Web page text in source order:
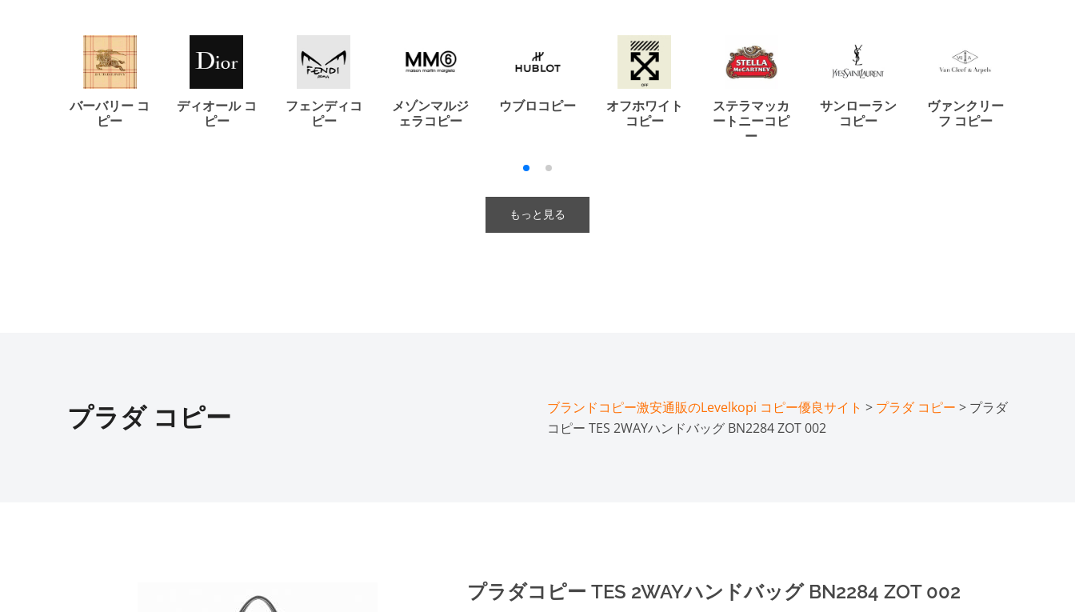
バーバリー コ
ピー
ディオール コ
ピー
フェンディコ
ピー
メゾンマルジ
ェラコピー
ウブロコピー
オフホワイト
コピー
ステラマッカ
ートニーコピ
ー
サンローラン
コピー
ヴァンクリー
フ コピー
もっと見る
プラダ コピー ブランドコピー激安通販のLevelkopi コピー優良サイト > プラダ コピー > プラダ
コピー TES 2WAYハンドバッグ BN2284 ZOT 002
プラダコピー TES 2WAYハンドバッグ BN2284 ZOT 002